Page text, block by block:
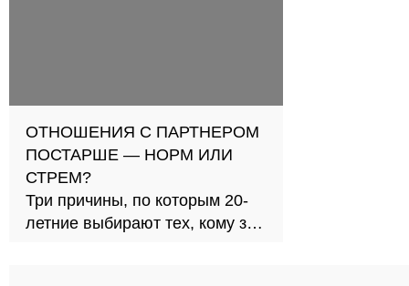
ОТНОШЕНИЯ С ПАРТНЕРОМ
ПОСТАРШЕ — НОРМ ИЛИ
СТРЕМ?
Три причины, по которым 20-
летние выбирают тех, кому за